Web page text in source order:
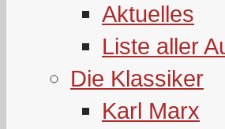
Aktuelles
Liste aller
Die Klassiker
Karl Marx